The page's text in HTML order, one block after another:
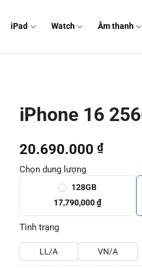
iPad Watch Âm thanh
iPhone 16
20.690.000 ₫
Chọn dung lượng
128GB
17,790,000 ₫
Tình trạng
LL/A VN/A